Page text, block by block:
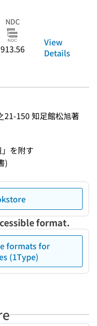
NDC
913.56
View
Details
21-150 知足館松旭著
を附す
)
format.
formats for
(1Type)